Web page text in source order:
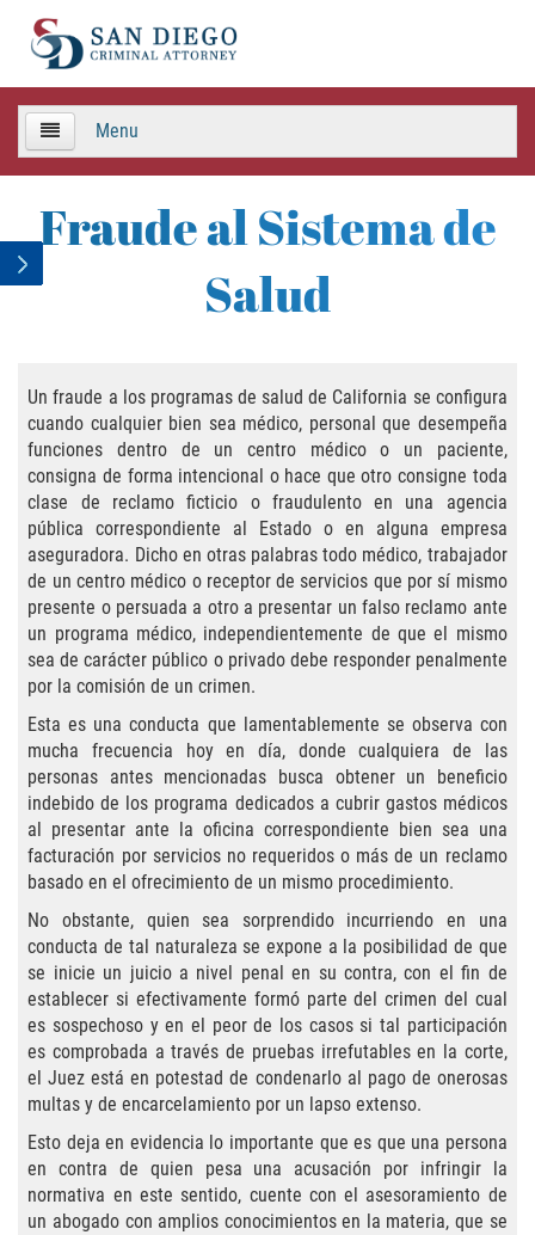
Menu
TEAM
Areas de Practica
Asalto y Agresión
Agresión Agravada
Agresión Contra un Agente del Orden
Público
Asalto Contra Un Funcionario Público
Asalto con Arma Mortal
Asalto Con Químicos Cáusticos
Asalto Simple
Anulando o Rechazando una Condena
Certificado de Rehabilitación
Eliminación de Antecedentes Penales
Libertad Condicional Bajo Palabra
Sello de Registros de Arresto
Fraude al Sistema de
Salud
Un fraude a los programas de salud de California se configura
cuando cualquier bien sea médico, personal que desempeña
funciones dentro de un centro médico o un paciente,
consigna de forma intencional o hace que otro consigne toda
clase de reclamo ficticio o fraudulento en una agencia
pública correspondiente al Estado o en alguna empresa
aseguradora. Dicho en otras palabras todo médico, trabajador
de un centro médico o receptor de servicios que por sí mismo
presente o persuada a otro a presentar un falso reclamo ante
un programa médico, independientemente de que el mismo
sea de carácter público o privado debe responder penalmente
por la comisión de un crimen.
Esta es una conducta que lamentablemente se observa con
mucha frecuencia hoy en día, donde cualquiera de las
personas antes mencionadas busca obtener un beneficio
indebido de los programa dedicados a cubrir gastos médicos
al presentar ante la oficina correspondiente bien sea una
facturación por servicios no requeridos o más de un reclamo
basado en el ofrecimiento de un mismo procedimiento.
No obstante, quien sea sorprendido incurriendo en una
conducta de tal naturaleza se expone a la posibilidad de que
se inicie un juicio a nivel penal en su contra, con el fin de
establecer si efectivamente formó parte del crimen del cual
es sospechoso y en el peor de los casos si tal participación
es comprobada a través de pruebas irrefutables en la corte,
el Juez está en potestad de condenarlo al pago de onerosas
multas y de encarcelamiento por un lapso extenso.
Esto deja en evidencia lo importante que es que una persona
en contra de quien pesa una acusación por infringir la
normativa en este sentido, cuente con el asesoramiento de
un abogado con amplios conocimientos en la materia, que se